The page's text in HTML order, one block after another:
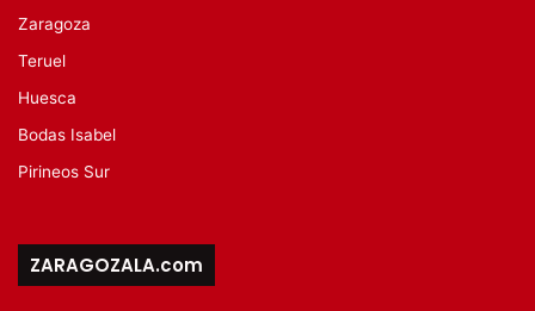
Zaragoza
Teruel
Huesca
Bodas Isabel
Pirineos Sur
ZARAGOZALA.com